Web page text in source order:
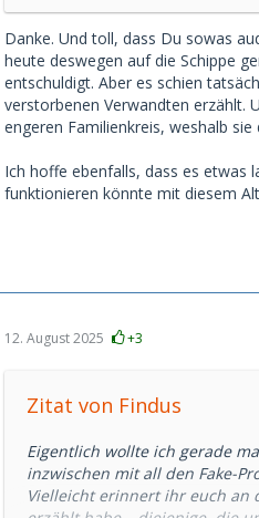
Danke. Und toll, dass Du sowas
heute deswegen auf die Schippe
entschuldigt. Aber es schien
verstorbenen Verwandten erzählt.
engeren Familienkreis, weshalb
Ich hoffe ebenfalls, dass es etwas
funktionieren könnte mit diesem
12. August 2025 +3
Zitat von Findus
Eigentlich wollte ich gerade
inzwischen mit all den Fake-
Vielleicht erinnert ihr euch an